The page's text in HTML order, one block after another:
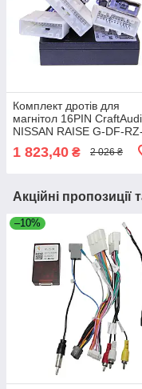
Комплект дротів для
магнітол 16PIN
NISSAN RAISE G-DF-RZ-
57 Quashkai 2012-2019
Круговий
1 823,40 ₴ 2 026 ₴
Акційні пропозиції
–10%